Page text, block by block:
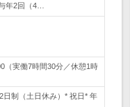
年2回（4…
（実働7時間30分／休憩1時
制（土日休み）* 祝日* 年